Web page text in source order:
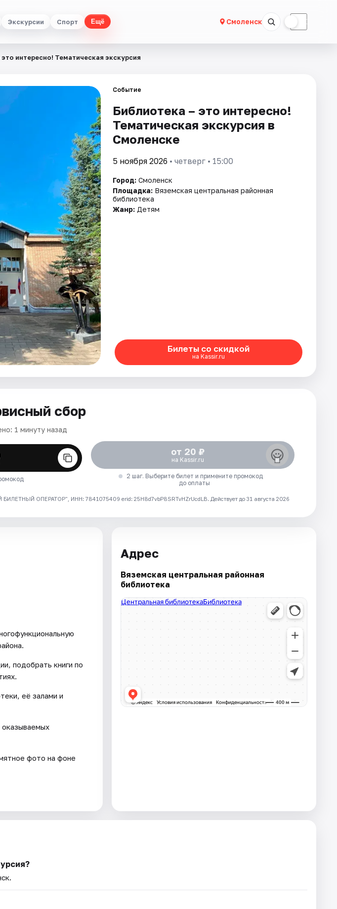
Экскурсии Спорт Ещё Смоленск ☾
интересно! Тематическая экскурсия
Событие
Библиотека – это интересно!
Тематическая экскурсия в
Смоленске
5 ноября 2026 • четверг • 15:00
Город: Смоленск
Площадка: Вяземская центральная районная
библиотека
Жанр: Детям
Билеты со скидкой
на Kassir.ru
сбор
1 минуту назад
от 20 ₽
на Kassir.ru
2 шаг. Выберите билет и примените промокод
до оплаты
ОПЕРАТОР", ИНН: 7841075409 erid: 25H8d7vbP8SRTvHZrUcdLB. Действует до 31 августа 2026
подобрать книги по
её залами и
оказываемых
фото на фоне
Адрес
Вяземская центральная районная
библиотека